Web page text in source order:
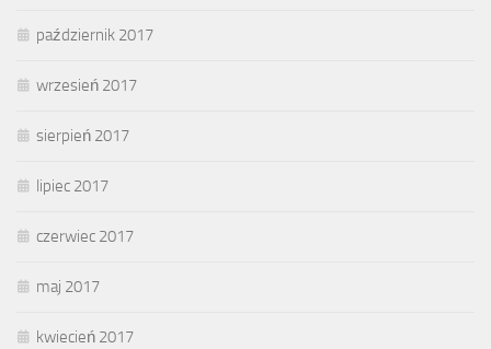
październik 2017
wrzesień 2017
sierpień 2017
lipiec 2017
czerwiec 2017
maj 2017
kwiecień 2017